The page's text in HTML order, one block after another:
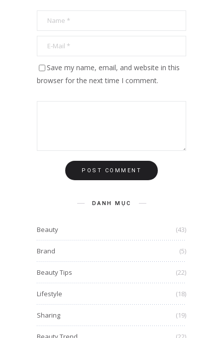
Save my name, email, and website in this
browser for the next time I comment.
DANH MỤC
Beauty (43)
Brand (5)
Beauty Tips (22)
Lifestyle (18)
Sharing (19)